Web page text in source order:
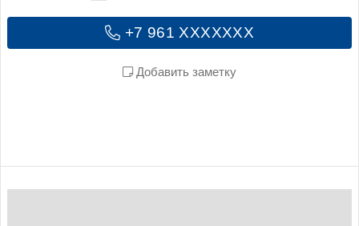
+7 961 XXXXXXX
Добавить заметку